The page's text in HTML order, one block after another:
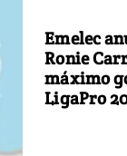
Emelec
Ronie
máximo
LigaPro